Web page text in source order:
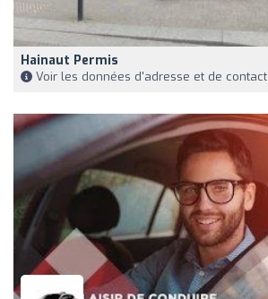
Hainaut Permis
Voir les données d'adresse et de contact